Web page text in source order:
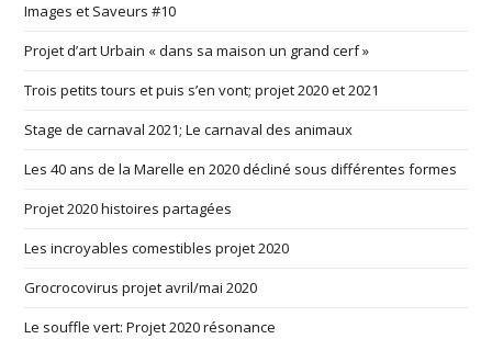
Images et Saveurs #10
Projet d’art Urbain « dans sa maison un grand cerf »
Trois petits tours et puis s’en vont; projet 2020 et 2021
Stage de carnaval 2021; Le carnaval des animaux
Les 40 ans de la Marelle en 2020 décliné sous différentes formes
Projet 2020 histoires partagées
Les incroyables comestibles projet 2020
Grocrocovirus projet avril/mai 2020
Le souffle vert: Projet 2020 résonance